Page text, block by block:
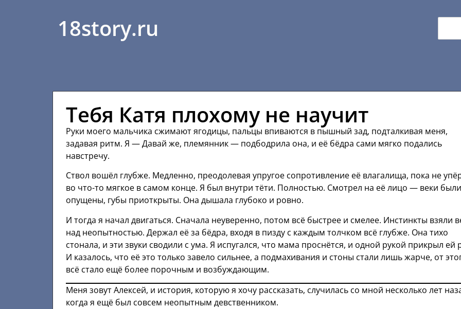
18story.ru
Тебя Катя плохому не научит
Руки моего мальчика сжимают ягодицы, пальцы впиваются в пышный зад, подталкивая меня,
задавая ритм. Я — Давай же, племянник — подбодрила она, и её бёдра сами мягко подались
навстречу.
Ствол вошёл глубже. Медленно, преодолевая упругое сопротивление её влагалища, пока не
во что-то мягкое в самом конце. Я был внутри тёти. Полностью. Смотрел на её лицо — веки были
опущены, губы приоткрыты. Она дышала глубоко и ровно.
И тогда я начал двигаться. Сначала неуверенно, потом всё быстрее и смелее. Инстинкты взяли
над неопытностью. Держал её за бёдра, входя в пизду с каждым толчком всё глубже. Она тихо
стонала, и эти звуки сводили с ума. Я испугался, что мама проснётся, и одной рукой прикрыл ей
И казалось, что её это только завело сильнее, а подмахивания и стоны стали лишь жарче, от
всё стало ещё более порочным и возбуждающим.
Меня зовут Алексей, и история, которую я хочу рассказать, случилась со мной несколько лет
когда я ещё был совсем неопытным девственником.